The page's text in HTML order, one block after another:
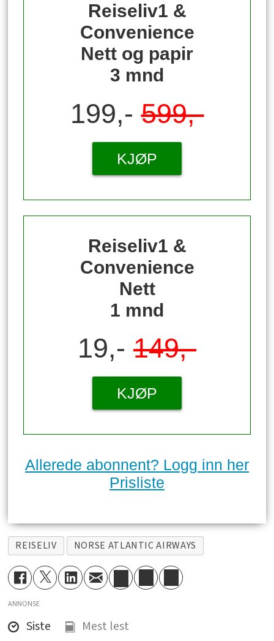
Reiseliv1 &
Convenience
Nett og papir
3 mnd
199,-599,-
KJØP
Reiseliv1 &
Convenience
Nett
1 mnd
19,- 149,-
KJØP
Allerede abonnent? Logg inn her
Prisliste
REISELIV NORSE ATLANTIC AIRWAYS
ANNONSE
Siste Mest lest